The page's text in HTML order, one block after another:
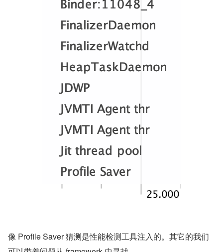
像 Profile Saver 猜测是性能检测工具注入的。其它的我们